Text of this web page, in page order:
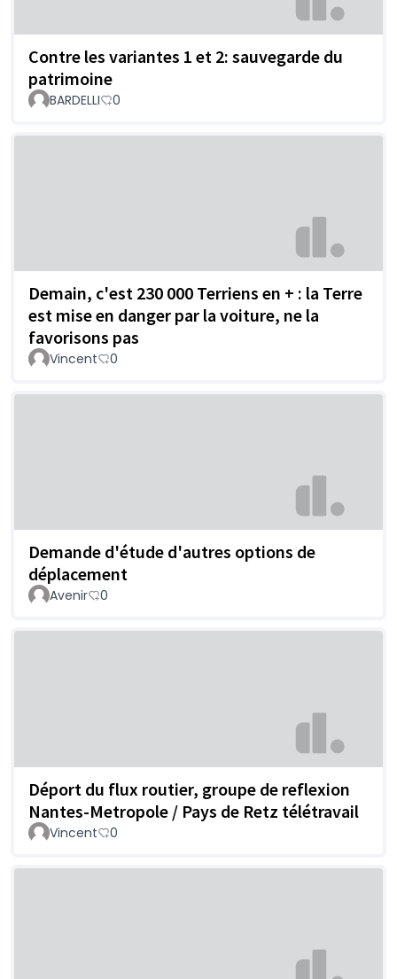
Contre les variantes 1 et 2: sauvegarde du
patrimoine
BARDELLI 0
Demain, c'est 230 000 Terriens en + : la Terre
est mise en danger par la voiture, ne la
favorisons pas
Vincent 0
Demande d'étude d'autres options de
déplacement
Avenir 0
Déport du flux routier, groupe de reflexion
Nantes-Metropole / Pays de Retz télétravail
Vincent 0